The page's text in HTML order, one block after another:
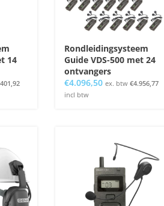
14
Rondleidingsysteem
Guide VDS-500 met 24
ontvangers
€4.096,50 ex. btw €4.956,77
incl btw